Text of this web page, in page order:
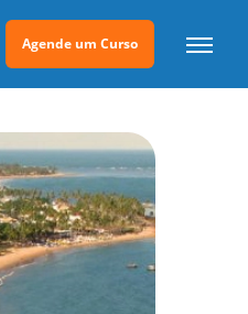
Agende um Curso